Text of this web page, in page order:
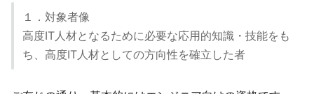
１．対象者像
高度IT人材となるために必要な応用的知識・技能をも
ち、高度IT人材としての方向性を確立した者